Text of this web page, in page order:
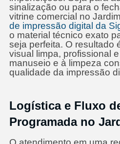
sinalização ou para o
vitrine comercial no
de impressão digital da
o material técnico exato
seja perfeita. O resultado
visual limpa, profissional
manuseio e à limpeza
qualidade da impressão
Logística e Fluxo
Programada no